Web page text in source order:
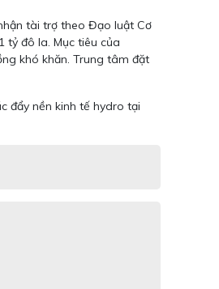
tài trợ theo Đạo luật Cơ
tỷ đô la. Mục tiêu của
khó khăn. Trung tâm đặt
đẩy nền kinh tế hydro tại